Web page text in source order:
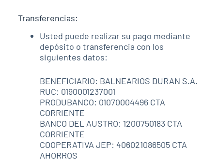
Transferencias:
Usted puede realizar su pago mediante
depósito o transferencia con los
siguientes datos:
BENEFICIARIO: BALNEARIOS DURAN S.A.
RUC: 0190001237001
PRODUBANCO: 01070004496 CTA
CORRIENTE
BANCO DEL AUSTRO: 1200750183 CTA
CORRIENTE
COOPERATIVA JEP: 406021086505 CTA
AHORROS